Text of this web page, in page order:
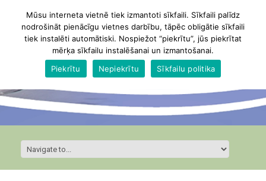
Mūsu interneta vietnē tiek izmantoti sīkfaili. Sīkfaili palīdz
nodrošināt pienācīgu vietnes darbību, tāpēc obligātie sīkfaili
tiek instalēti automātiski. Nospiežot “piekrītu”, jūs piekrītat
mērķa sīkfailu instalēšanai un izmantošanai.
Piekrītu
Nepiekrītu Sīkfailu politika